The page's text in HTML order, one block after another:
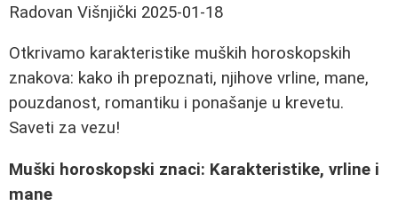
Radovan Višnjički 2025-01-18
Otkrivamo karakteristike muških horoskopskih
znakova: kako ih prepoznati, njihove vrline, mane,
pouzdanost, romantiku i ponašanje u krevetu.
Saveti za vezu!
Muški horoskopski znaci: Karakteristike, vrline i
mane